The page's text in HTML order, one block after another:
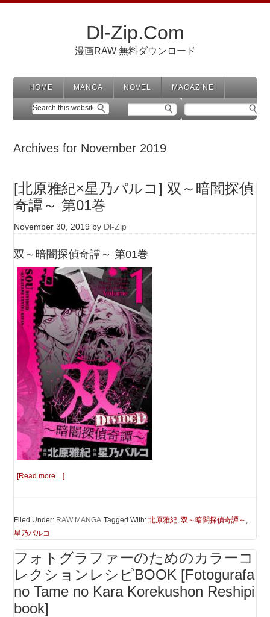
Dl-Zip.Com
漫画RAW 無料ダウンロード
HOME MANGA NOVEL MAGAZINE
Archives for November 2019
[北原雅紀×星乃パルコ] 双～暗闇探偵
奇譚～ 第01巻
November 30, 2019 by Dl-Zip
双～暗闇探偵奇譚～ 第01巻
[Read more…]
Filed Under: RAW MANGA Tagged With:北原雅紀,双～暗闇探偵奇譚～ ,
星乃パルコ
フォトグラファーのためのカラーコ
レクションレシピBOOK [Fotogurafa
no Tame no Kara Korekushon Reshipi
book]